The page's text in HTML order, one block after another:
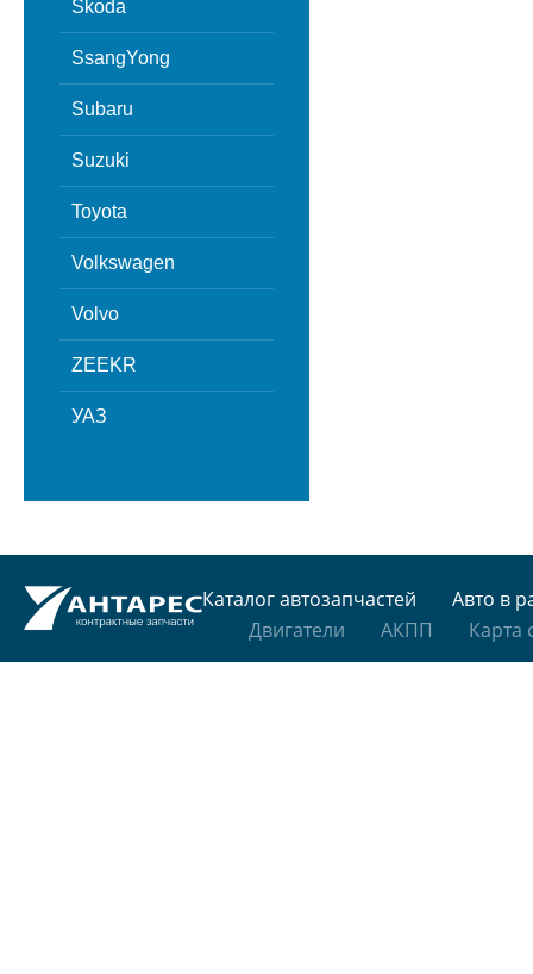
Skoda
SsangYong
Subaru
Suzuki
Toyota
Volkswagen
Volvo
ZEEKR
УАЗ
Каталог автозапчастей
Авто в
Двигатели
АКПП Карта